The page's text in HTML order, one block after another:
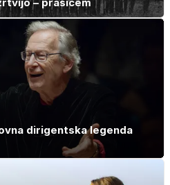
dirigentska legenda